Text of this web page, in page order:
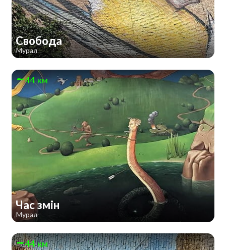
Свобода
Мурал
44 км
Час змін
Мурал
44 км